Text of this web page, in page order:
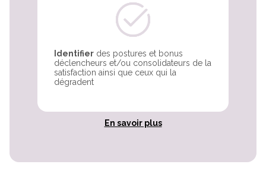
Identifier des postures et bonus
déclencheurs et/ou consolidateurs de la
satisfaction ainsi que ceux qui la
dégradent
En savoir plus